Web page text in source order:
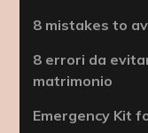
8 mistakes to
8 errori da
matrimonio
Emergency Kit